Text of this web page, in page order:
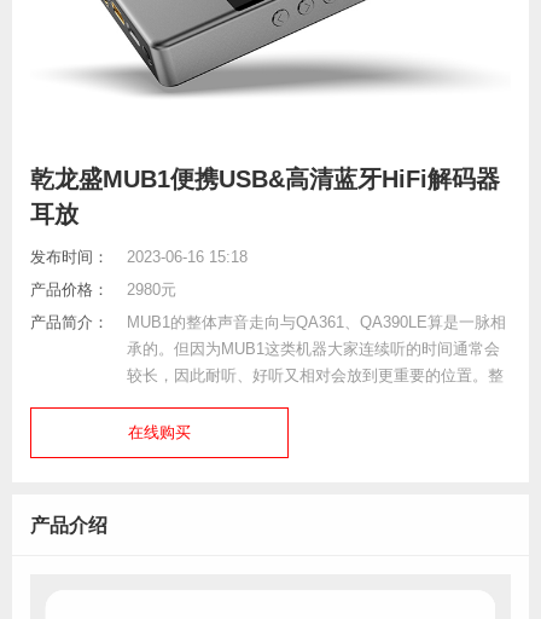
乾龙盛MUB1便携USB&高清蓝牙HiFi解码器
耳放
发布时间：
2023-06-16 15:18
产品价格：
2980元
产品简介：
MUB1的整体声音走向与QA361、QA390LE算是一脉相
承的。但因为MUB1这类机器大家连续听的时间通常会
较长，因此耐听、好听又相对会放到更重要的位置。整
与结像实体感，纵向空间感与层次细节...
在线购买
产品介绍